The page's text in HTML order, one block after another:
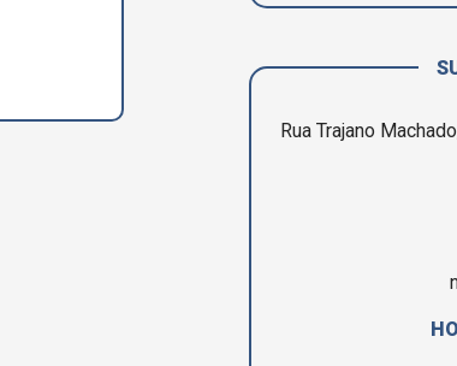
Rua Trajano